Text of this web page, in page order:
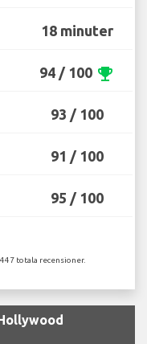
18 minuter
94 / 100 emoji_events
93 / 100
91 / 100
95 / 100
totala recensioner.